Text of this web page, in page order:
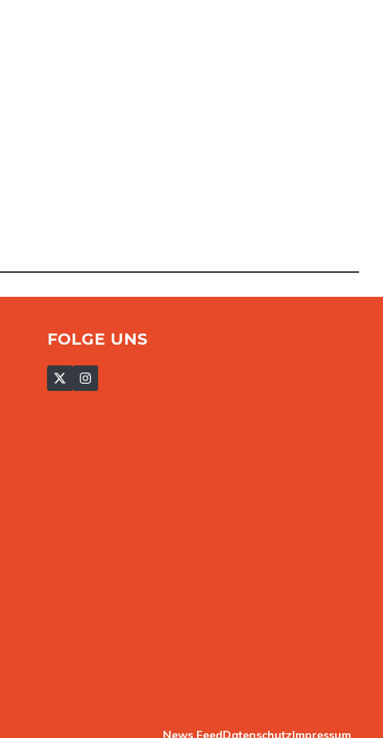
FOLGE UNS
News FeedDatenschutzImpressum